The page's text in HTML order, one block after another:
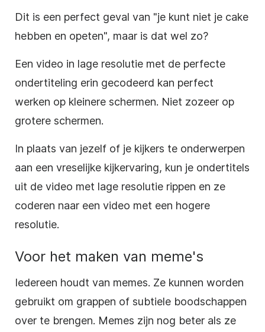
Dit is een perfect geval van "je kunt niet je cake
hebben en opeten", maar is dat wel zo?
Een video in lage resolutie met de perfecte
ondertiteling erin gecodeerd kan perfect
werken op kleinere schermen. Niet zozeer op
grotere schermen.
In plaats van jezelf of je kijkers te onderwerpen
aan een vreselijke kijkervaring, kun je ondertitels
uit de video met lage resolutie rippen en ze
coderen naar een video met een hogere
resolutie.
Voor het maken van meme's
Iedereen houdt van memes. Ze kunnen worden
gebruikt om grappen of subtiele boodschappen
over te brengen. Memes zijn nog beter als ze